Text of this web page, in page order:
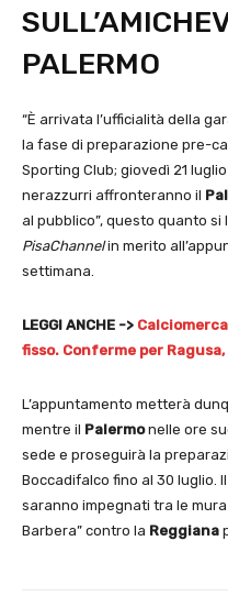
PALERMO
“È arrivata l’ufficialità della
la fase di preparazione pre-
Sporting Club; giovedì 21
nerazzurri affronteranno il
al pubblico”, questo quanto si
PisaChannelin merito
settimana.
LEGGI ANCHE ->
fisso. Conferme per
L’appuntamento metterà
mentre il Palermonelle ore
sede e proseguirà la
Boccadifalco fino al 30 luglio.
saranno impegnati tra le
Barbera” contro la Reggiana